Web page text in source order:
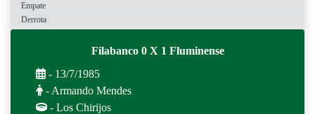
Empate
Derrota
Filabanco 0 X 1 Fluminense
- 13/7/1985
- Armando Mendes
- Los Chirijos